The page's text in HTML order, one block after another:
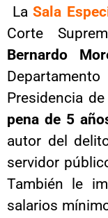
La Sala
Corte
Bernardo
Presidencia
pena de 5
autor del
servidor
También le
salarios